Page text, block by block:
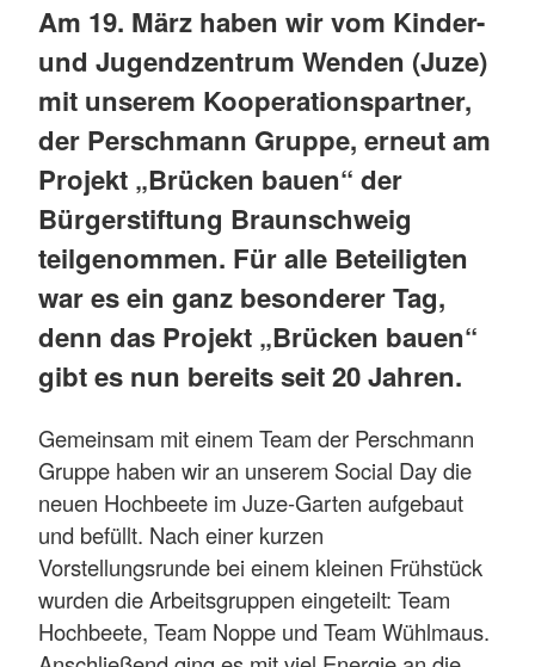
Am 19. März haben wir vom Kinder-
und Jugendzentrum Wenden (Juze)
mit unserem Kooperationspartner,
der Perschmann Gruppe, erneut am
Projekt „Brücken bauen“ der
Bürgerstiftung Braunschweig
teilgenommen. Für alle Beteiligten
war es ein ganz besonderer Tag,
denn das Projekt „Brücken bauen“
gibt es nun bereits seit 20 Jahren.
Gemeinsam mit einem Team der Perschmann
Gruppe haben wir an unserem Social Day die
neuen Hochbeete im Juze-Garten aufgebaut
und befüllt. Nach einer kurzen
Vorstellungsrunde bei einem kleinen Frühstück
wurden die Arbeitsgruppen eingeteilt: Team
Hochbeete, Team Noppe und Team Wühlmaus.